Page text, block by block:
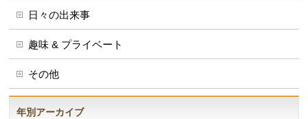
日々の出来事
趣味 & プライベート
その他
年別アーカイブ